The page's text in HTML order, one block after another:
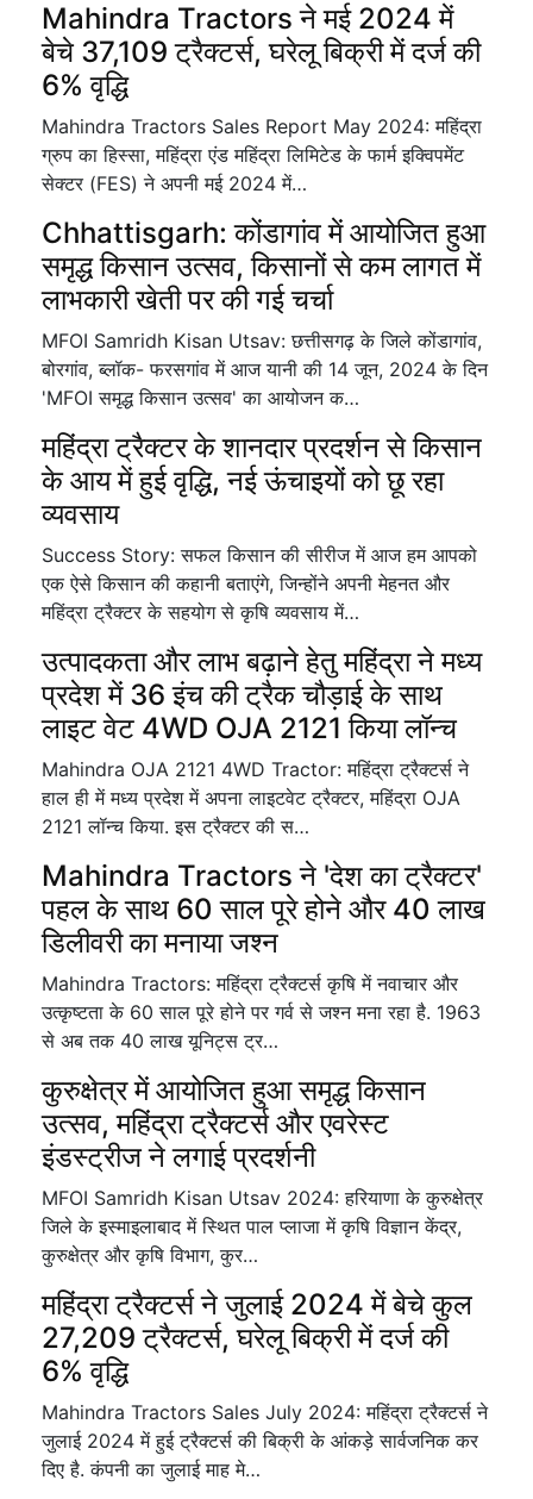
Mahindra Tractors ने मई 2024 में
बेचे 37,109 ट्रैक्टर्स, घरेलू बिक्री में दर्ज की
6% वृद्धि
Mahindra Tractors Sales Report May 2024: महिंद्रा
ग्रुप का हिस्सा, महिंद्रा एंड महिंद्रा लिमिटेड के फार्म इक्विपमेंट
सेक्टर (FES) ने अपनी मई 2024 में…
Chhattisgarh: कोंडागांव में आयोजित हुआ
समृद्ध किसान उत्सव, किसानों से कम लागत में
लाभकारी खेती पर की गई चर्चा
MFOI Samridh Kisan Utsav: छत्तीसगढ़ के जिले कोंडागांव,
बोरगांव, ब्लॉक- फरसगांव में आज यानी की 14 जून, 2024 के दिन
'MFOI समृद्ध किसान उत्सव' का आयोजन क…
महिंद्रा ट्रैक्टर के शानदार प्रदर्शन से किसान
के आय में हुई वृद्धि, नई ऊंचाइयों को छू रहा
व्यवसाय
Success Story: सफल किसान की सीरीज में आज हम आपको
एक ऐसे किसान की कहानी बताएंगे, जिन्होंने अपनी मेहनत और
महिंद्रा ट्रैक्टर के सहयोग से कृषि व्यवसाय में…
उत्पादकता और लाभ बढ़ाने हेतु महिंद्रा ने मध्य
प्रदेश में 36 इंच की ट्रैक चौड़ाई के साथ
लाइट वेट 4WD OJA 2121 किया लॉन्च
Mahindra OJA 2121 4WD Tractor: महिंद्रा ट्रैक्टर्स ने
हाल ही में मध्य प्रदेश में अपना लाइटवेट ट्रैक्टर, महिंद्रा OJA
2121 लॉन्च किया. इस ट्रैक्टर की स…
Mahindra Tractors ने 'देश का ट्रैक्टर'
पहल के साथ 60 साल पूरे होने और 40 लाख
डिलीवरी का मनाया जश्न
Mahindra Tractors: महिंद्रा ट्रैक्टर्स कृषि में नवाचार और
उत्कृष्टता के 60 साल पूरे होने पर गर्व से जश्न मना रहा है. 1963
से अब तक 40 लाख यूनिट्स ट्र…
कुरुक्षेत्र में आयोजित हुआ समृद्ध किसान
उत्सव, महिंद्रा ट्रैक्टर्स और एवरेस्ट
इंडस्ट्रीज ने लगाई प्रदर्शनी
MFOI Samridh Kisan Utsav 2024: हरियाणा के कुरुक्षेत्र
जिले के इस्माइलाबाद में स्थित पाल प्लाजा में कृषि विज्ञान केंद्र,
कुरुक्षेत्र और कृषि विभाग, कुर…
महिंद्रा ट्रैक्टर्स ने जुलाई 2024 में बेचे कुल
27,209 ट्रैक्टर्स, घरेलू बिक्री में दर्ज की
6% वृद्धि
Mahindra Tractors Sales July 2024: महिंद्रा ट्रैक्टर्स ने
जुलाई 2024 में हुई ट्रैक्टर्स की बिक्री के आंकड़े सार्वजनिक कर
दिए है. कंपनी का जुलाई माह मे…